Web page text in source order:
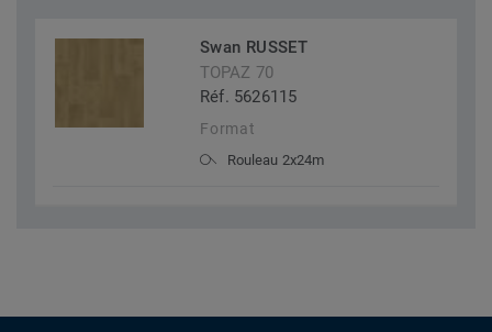
Swan RUSSET
TOPAZ 70
Réf. 5626115
Format
Rouleau 2x24m